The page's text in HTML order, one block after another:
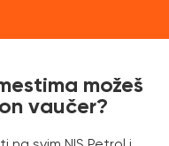
možeš
vaučer?